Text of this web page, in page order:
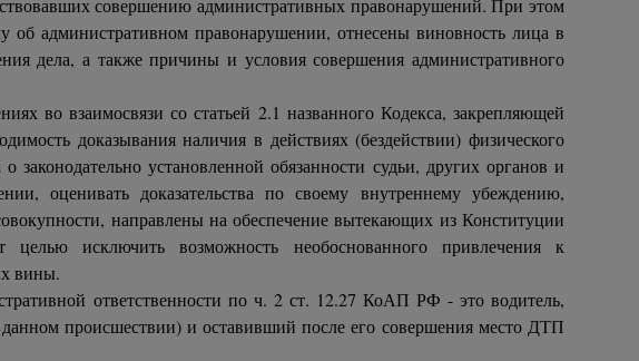
совершению административных правонарушений. При этом
об административном правонарушении, отнесены виновность лица в
дела, а также причины и условия совершения административного
во взаимосвязи со статьей 2.1 названного Кодекса, закрепляющей
доказывания наличия в действиях (бездействии) физического
установленной обязанности судьи, других органов и
оценивать доказательства по своему внутреннему убеждению,
направлены на обеспечение вытекающих из Конституции
исключить возможность необоснованного привлечения к
вины.
ответственности по ч. 2 ст. 12.27 КоАП РФ - это водитель,
происшествии) и оставивший после его совершения место ДТП